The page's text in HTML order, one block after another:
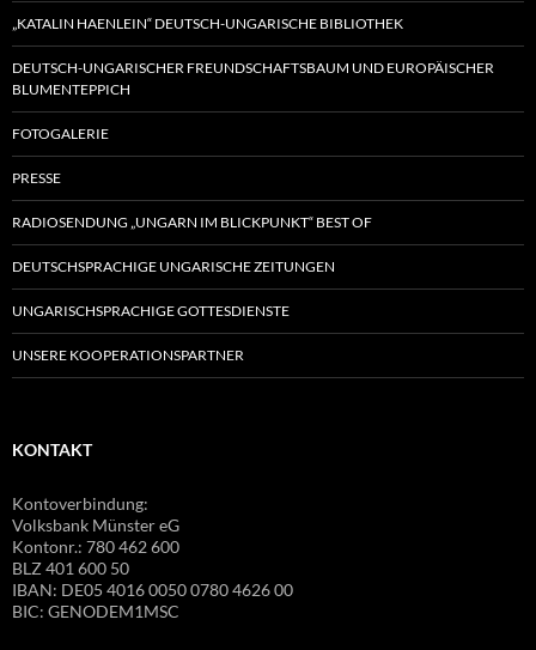
„KATALIN HAENLEIN“ DEUTSCH-UNGARISCHE BIBLIOTHEK
DEUTSCH-UNGARISCHER FREUNDSCHAFTSBAUM UND EUROPÄISCHER
BLUMENTEPPICH
FOTOGALERIE
PRESSE
RADIOSENDUNG „UNGARN IM BLICKPUNKT“ BEST OF
DEUTSCHSPRACHIGE UNGARISCHE ZEITUNGEN
UNGARISCHSPRACHIGE GOTTESDIENSTE
UNSERE KOOPERATIONSPARTNER
KONTAKT
Kontoverbindung:
Volksbank Münster eG
Kontonr.: 780 462 600
BLZ 401 600 50
IBAN: DE05 4016 0050 0780 4626 00
BIC: GENODEM1MSC